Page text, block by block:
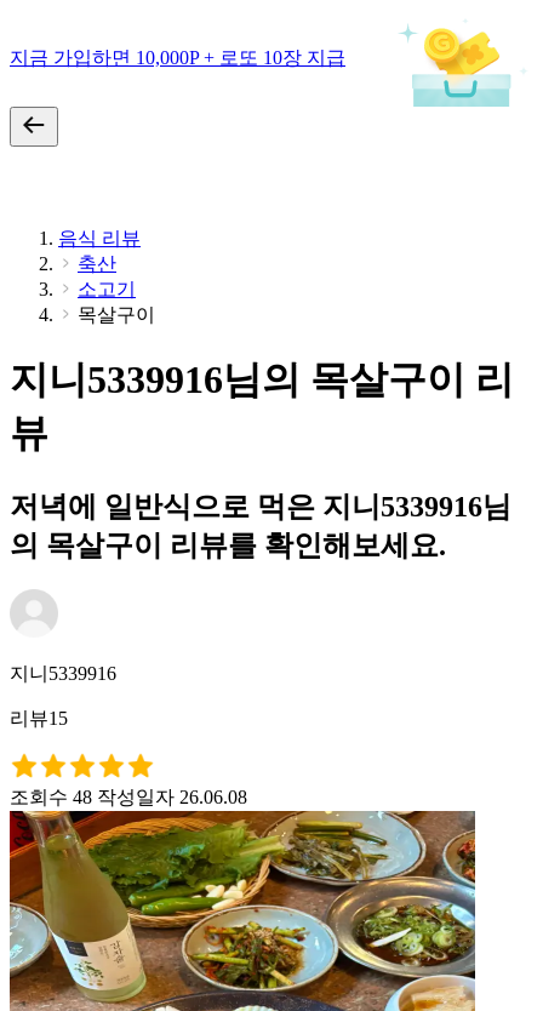
지금 가입하면 10,000P + 로또 10장 지급
음식 리뷰
축산
소고기
목살구이
지니5339916님의 목살구이 리
뷰
저녁에 일반식으로 먹은 지니5339916님
의 목살구이 리뷰를 확인해보세요.
지니5339916
리뷰15
조회수 48 작성일자 26.06.08